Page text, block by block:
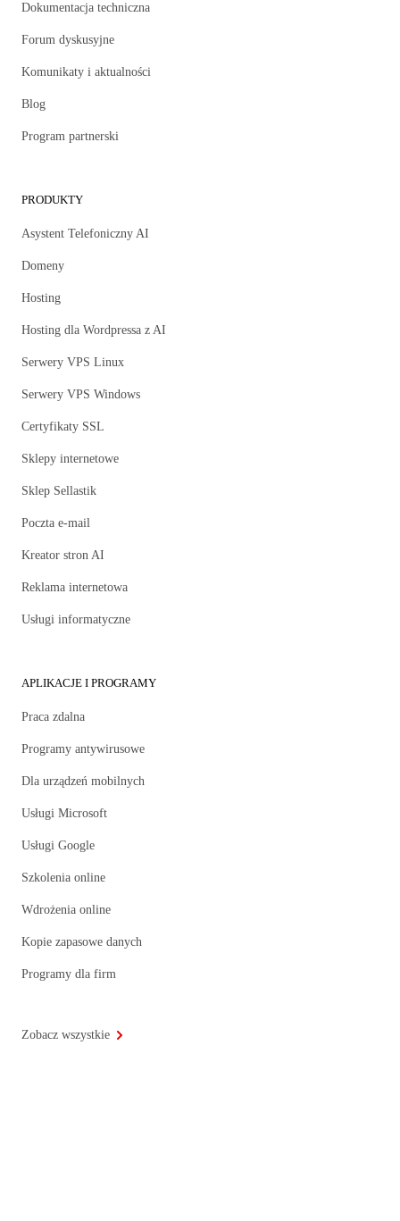
Dokumentacja techniczna
Forum dyskusyjne
Komunikaty i aktualności
Blog
Program partnerski
PRODUKTY
Asystent Telefoniczny AI
Domeny
Hosting
Hosting dla Wordpressa z AI
Serwery VPS Linux
Serwery VPS Windows
Certyfikaty SSL
Sklepy internetowe
Sklep Sellastik
Poczta e-mail
Kreator stron AI
Reklama internetowa
Usługi informatyczne
APLIKACJE I PROGRAMY
Praca zdalna
Programy antywirusowe
Dla urządzeń mobilnych
Usługi Microsoft
Usługi Google
Szkolenia online
Wdrożenia online
Kopie zapasowe danych
Programy dla firm
Zobacz wszystkie